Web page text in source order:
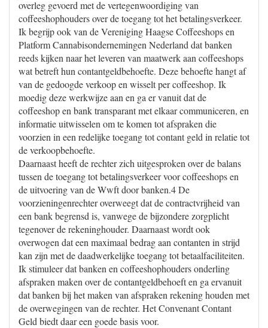
overleg gevoerd met de vertegenwoordiging van
coffeeshophouders over de toegang tot het betalingsverkeer.
Ik begrijp ook van de Vereniging Haagse Coffeeshops en
Platform Cannabisondernemingen Nederland dat banken
reeds kijken naar het leveren van maatwerk aan coffeeshops
wat betreft hun contantgeldbehoefte. Deze behoefte hangt af
van de gedoogde verkoop en wisselt per coffeeshop. Ik
moedig deze werkwijze aan en ga er vanuit dat de
coffeeshop en bank transparant met elkaar communiceren, en
informatie uitwisselen om te komen tot afspraken die
voorzien in een redelijke toegang tot contant geld in relatie tot
de verkoopbehoefte.
Daarnaast heeft de rechter zich uitgesproken over de balans
tussen de toegang tot betalingsverkeer voor coffeeshops en
de uitvoering van de Wwft door banken.4 De
voorzieningenrechter overweegt dat de contractvrijheid van
een bank begrensd is, vanwege de bijzondere zorgplicht
tegenover de rekeninghouder. Daarnaast wordt ook
overwogen dat een maximaal bedrag aan contanten in strijd
kan zijn met de daadwerkelijke toegang tot betaalfaciliteiten.
Ik stimuleer dat banken en coffeeshophouders onderling
afspraken maken over de contantgeldbehoeft en ga ervanuit
dat banken bij het maken van afspraken rekening houden met
de overwegingen van de rechter. Het Convenant Contant
Geld biedt daar een goede basis voor.